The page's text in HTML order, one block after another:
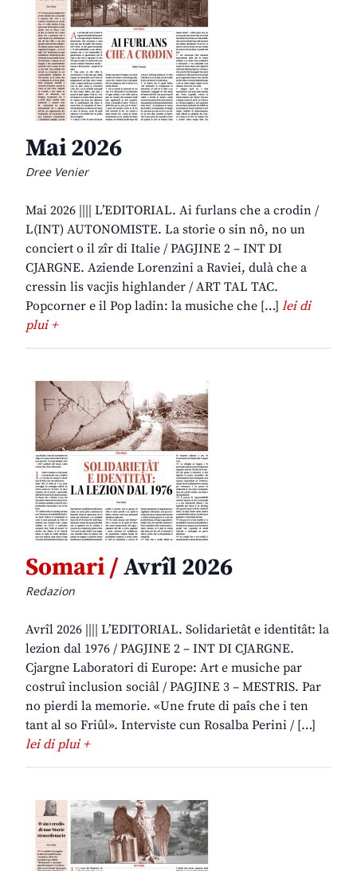
Mai 2026
Dree Venier
Mai 2026 |||| L’EDITORIAL. Ai furlans che a crodin /
L(INT) AUTONOMISTE. La storie o sin nô, no un
conciert o il zîr di Italie / PAGJINE 2 – INT DI
CJARGNE. Aziende Lorenzini a Raviei, dulà che a
cressin lis vacjis highlander / ART TAL TAC.
Popcorner e il Pop ladin: la musiche che […] lei di
plui +
Somari /Avrîl 2026
Redazion
Avrîl 2026 |||| L’EDITORIAL. Solidarietât e identitât: la
lezion dal 1976 / PAGJINE 2 – INT DI CJARGNE.
Cjargne Laboratori di Europe: Art e musiche par
costruî inclusion sociâl / PAGJINE 3 – MESTRIS. Par
no pierdi la memorie. «Une frute di paîs che i ten
tant al so Friûl». Interviste cun Rosalba Perini / […]
lei di plui +